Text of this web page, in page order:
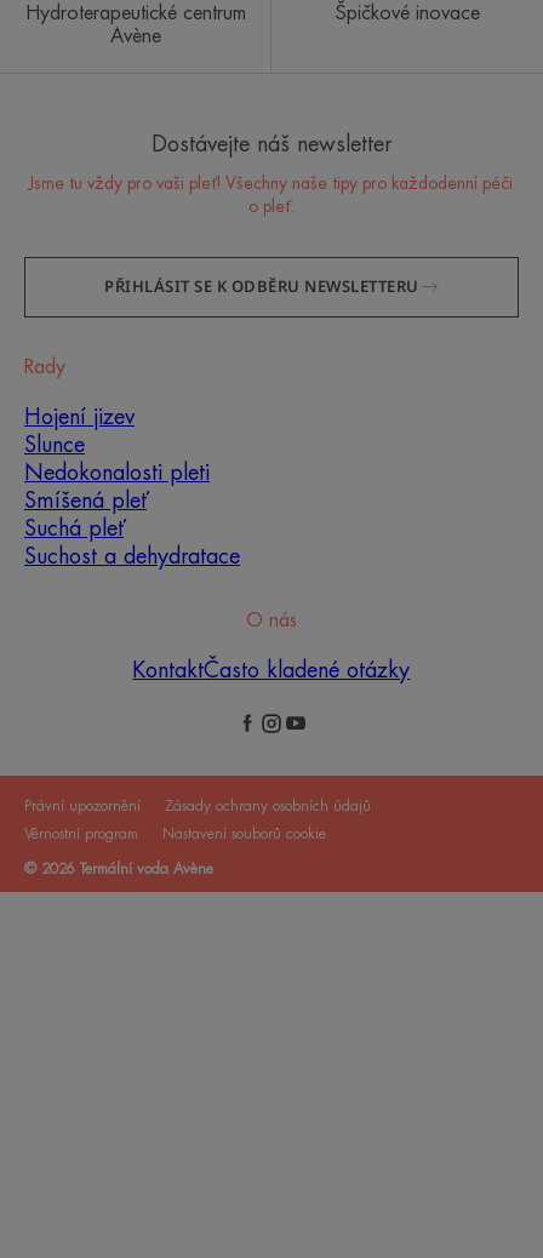
Hydroterapeutické centrum
Avène
Špičkové inovace
Dostávejte náš newsletter
Jsme tu vždy pro vaši pleť! Všechny naše tipy pro každodenní péči
o pleť.
PŘIHLÁSIT SE K ODBĚRU NEWSLETTERU
Rady
Hojení jizev
Slunce
Nedokonalosti pleti
Smíšená pleť
Suchá pleť
Suchost a dehydratace
O nás
KontaktČasto kladené otázky
Právní upozornění
Zásady ochrany osobních údajů
Věrnostní program
Nastavení souborů cookie
© 2026 Termální voda Avène